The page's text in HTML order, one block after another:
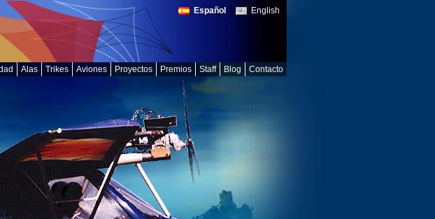
Español English
Contacto
Blog
Staff
Premios
Proyectos
Aviones
Trikes
Alas